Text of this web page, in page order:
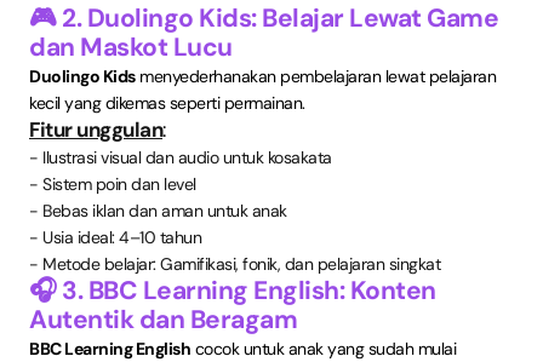
🎮 2. Duolingo Kids: Belajar Lewat Game
dan Maskot Lucu
Duolingo Kidsmenyederhanakan pembelajaran lewat pelajaran
kecil yang dikemas seperti permainan.
Fitur unggulan:
- Ilustrasi visual dan audio untuk kosakata
- Sistem poin dan level
- Bebas iklan dan aman untuk anak
- Usia ideal: 4–10 tahun
- Metode belajar: Gamifikasi, fonik, dan pelajaran singkat
🎧 3. BBC Learning English: Konten
Autentik dan Beragam
BBC Learning English cocok untuk anak yang sudah mulai